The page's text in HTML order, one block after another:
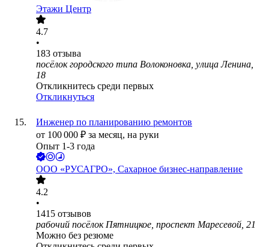
Этажи Центр
4.7
•
183 отзыва
посёлок городского типа Волоконовка, улица Ленина,
18
Откликнитесь среди первых
Откликнуться
Инженер по планированию ремонтов
от 100 000 ₽ за месяц, на руки
Опыт 1-3 года
ООО «РУСАГРО», Сахарное бизнес-направление
4.2
•
1415 отзывов
рабочий посёлок Пятницкое, проспект Маресевой, 21
Можно без резюме